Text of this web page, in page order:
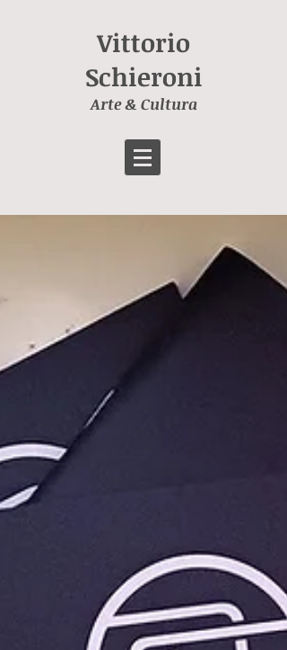
Vittorio
Schieroni
Arte & Cultura